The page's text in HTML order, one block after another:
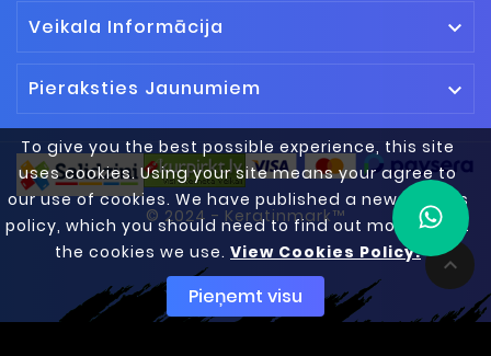
To give you the best possible experience, this site
uses cookies. Using your site means your agree to
our use of cookies. We have published a new cookies
policy, which you should need to find out more about
the cookies we use. View Cookies Policy.
Pieņemt visu
Veikala Informācija 
Pieraksties Jaunumiem 

© 2024 - Keratinmark™